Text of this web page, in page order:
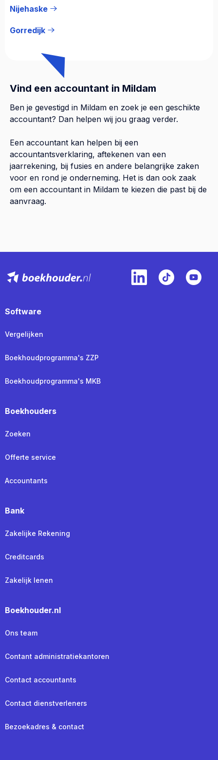
Nijehaske
Gorredijk
Vind een accountant in Mildam
Ben je gevestigd in Mildam en zoek je een geschikte
accountant? Dan helpen wij jou graag verder.
Een accountant kan helpen bij een
accountantsverklaring, aftekenen van een
jaarrekening, bij fusies en andere belangrijke zaken
voor en rond je onderneming. Het is dan ook zaak
om een accountant in Mildam te kiezen die past bij de
aanvraag.
Software
Vergelijken
Boekhoudprogramma's ZZP
Boekhoudprogramma's MKB
Boekhouders
Zoeken
Offerte service
Accountants
Bank
Zakelijke Rekening
Creditcards
Zakelijk lenen
Boekhouder.nl
Ons team
Contant administratiekantoren
Contact accountants
Contact dienstverleners
Bezoekadres & contact